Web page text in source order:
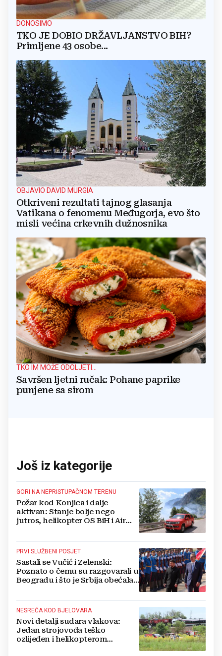
DONOSIMO
TKO JE DOBIO DRŽAVLJANSTVO BIH?
Primljene 43 osobe...
OBJAVIO DAVID MURGIA
Otkriveni rezultati tajnog glasanja
Vatikana o fenomenu Međugorja, evo što
misli većina crkevnih dužnosnika
TKO IM MOŽE ODOLJETI...
Savršen ljetni ručak: Pohane paprike
punjene sa sirom
Još iz kategorije
GORI NA NEPRISTUPAČNOM TERENU
Požar kod Konjica i dalje
aktivan: Stanje bolje nego
jutros, helikopter OS BiH i Air
PRVI SLUŽBENI POSJET
Sastali se Vučić i Zelenski:
Poznato o čemu su razgovarali u
Beogradu i što je Srbija obećala
NESREĆA KOD BJELOVARA
Novi detalji sudara vlakova:
Jedan strojovođa teško
ozlijeđen i helikopterom